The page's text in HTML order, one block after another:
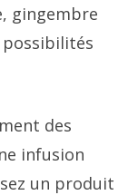
gingembre
des
infusion
un produit